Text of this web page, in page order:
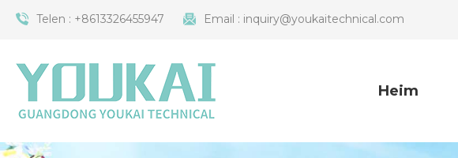
Telen : +8613326455947 Email : inquiry@youkaitechnical.com
Heim